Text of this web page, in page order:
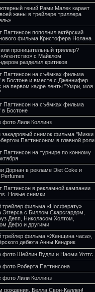
гений Рами Малек карает
жены в трейлере триллера
Паттинсон пополнил актёрский
фильма Кристофера Нолана
проницательный триллер?
с Майклом
разделил критиков
Паттинсон на съёмках фильма
в Бостоне и вместе с Дженнифер
на первом кадре ленты "Умри, моя
Паттинсон на съёмках фильма
Бостоне
фото Лили Коллинз
закадровый снимок фильма "Микки
Паттинсоном в главной роли
Паттинсон на турнире по конному
Дорнан в рекламе Diet Coke и
Perfumes
Паттинсон в рекламной кампании
Новые снимки
трейлер фильма «Носферату»
Эггерса с Биллом Скарсгардом,
Депп, Николасом Холтом,
Дефо и другими
трейлер фильма «Женщина часа»,
дебюта Анны Кендрик
фото Шейлин Вудли и Наоми Уоттс
фото Роберта Паттинсона
фото Лили Коллинз
рождения, Белла Свон-Каллен!